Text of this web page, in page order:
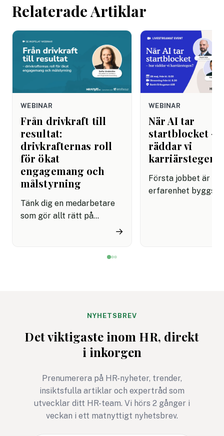
Relaterade Artiklar
WEBINAR
Från drivkraft till
resultat:
drivkrafternas roll
för ökat
engagemang och
målstyrning
Tänk dig en medarbetare
som gör allt rätt på
kollega som är kompetent
handlar sällan om brist på
oförståelse för sina
→
WEBINAR
När AI tar
startblocket –
räddar vi
karriärstegen?
Första jobbet är där
erfarenhet byggs,
NYHETSBREV
Det viktigaste inom HR, direkt
i inkorgen
Prenumerera på HR-nyheter, trender,
insiktsfulla artiklar och expertråd som
utvecklar ditt HR-team. Vi hörs 2 gånger i
veckan i ett matnyttigt nyhetsbrev.